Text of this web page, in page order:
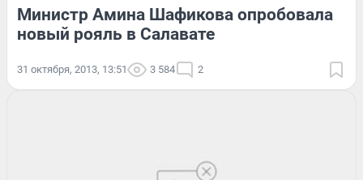
Министр Амина Шафикова опробовала
новый рояль в Салавате
31 октября, 2013, 13:51 3 584 2